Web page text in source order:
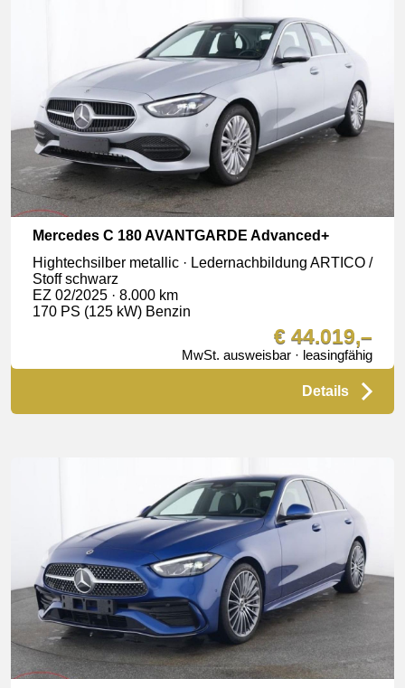
Mercedes C 180 AVANTGARDE Advanced+
Hightechsilber metallic · Ledernachbildung ARTICO /
Stoff schwarz
EZ 02/2025 · 8.000 km
170 PS (125 kW) Benzin
€ 44.019,–
MwSt. ausweisbar · leasingfähig
Details